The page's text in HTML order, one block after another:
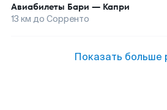
Авиабилеты Бари — Капри
13 км до Сорренто
Показать больше